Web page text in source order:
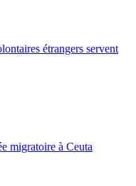
étrangers servent
migratoire à Ceuta